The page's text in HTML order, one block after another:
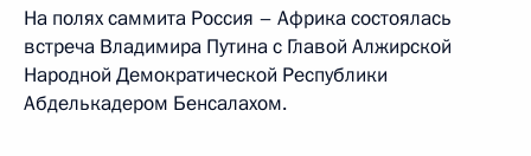
На полях саммита Россия – Африка состоялась
встреча Владимира Путина с Главой Алжирской
Народной Демократической Республики
Абделькадером Бенсалахом.